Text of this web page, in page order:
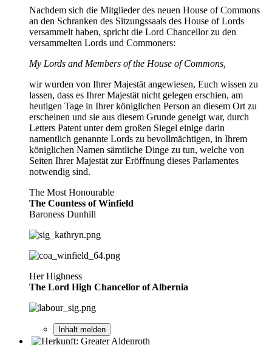
Nachdem sich die Mitglieder des neuen House of Commons
an den Schranken des Sitzungssaals des House of Lords
versammelt haben, spricht die Lord Chancellor zu den
versammelten Lords und Commoners:
My Lords and Members of the House of Commons,
wir wurden von Ihrer Majestät angewiesen, Euch wissen zu
lassen, dass es Ihrer Majestät nicht gelegen erschien, am
heutigen Tage in Ihrer königlichen Person an diesem Ort zu
erscheinen und sie aus diesem Grunde geneigt war, durch
Letters Patent unter dem großen Siegel einige darin
namentlich genannte Lords zu bevollmächtigen, in Ihrem
königlichen Namen sämtliche Dinge zu tun, welche von
Seiten Ihrer Majestät zur Eröffnung dieses Parlamentes
notwendig sind.
The Most Honourable
The Countess of Winfield
Baroness Dunhill
Her Highness
The Lord High Chancellor of Albernia
Inhalt melden